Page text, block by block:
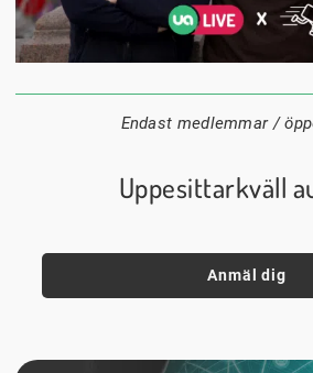
24 augusti
Endast medlemmar /
Uppesittarkväll
Anmäl dig